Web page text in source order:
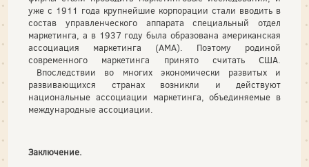
уже с 1911 года крупнейшие корпорации стали вводить в
состав управленческого аппарата специальный отдел
маркетинга, а в 1937 году была образована американская
ассоциация маркетинга (АМА). Поэтому родиной
современного маркетинга принято считать США.
Впоследствии во многих экономически развитых и
развивающихся странах возникли и действуют
национальные ассоциации маркетинга, объединяемые в
международные ассоциации.
Заключение.